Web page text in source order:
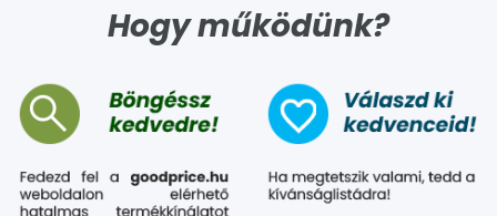
Hogy működünk?